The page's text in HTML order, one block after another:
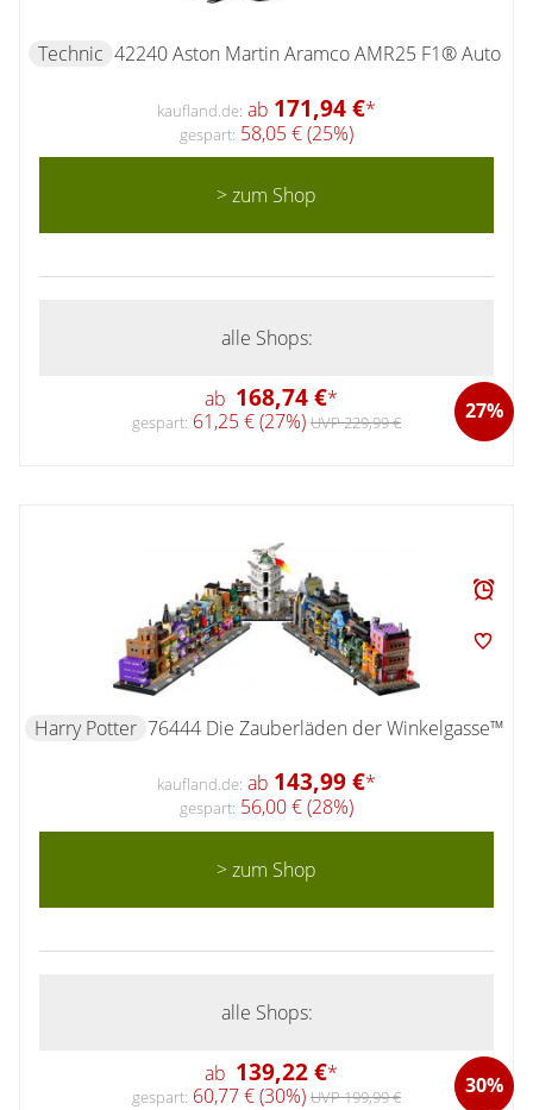
Technic 42240 Aston Martin Aramco AMR25 F1® Auto
kaufland.de: ab 171,94 €*
gespart: 58,05 € (25%)
> zum Shop
alle Shops:
ab 168,74 €* 27%
gespart: 61,25 € (27%) UVP 229,99 €
Harry Potter 76444 Die Zauberläden der Winkelgasse™
kaufland.de: ab 143,99 €*
gespart: 56,00 € (28%)
> zum Shop
alle Shops:
ab 139,22 €* 30%
gespart: 60,77 € (30%) UVP 199,99 €